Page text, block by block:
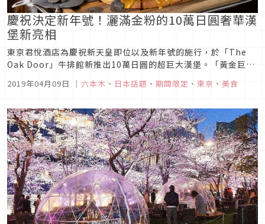
慶祝決定新年號！灑滿金粉的10萬日圓奢華漢
堡新亮相
東京君悅酒店為慶祝新天皇即位以及新年號的施行，於「The
Oak Door」牛排館新推出10萬日圓的超巨大漢堡。「黃金巨型
以撒滿金粉的圓麵包夾著黑毛和牛、鵝肝、松露等高級食材，尺
2019年04月09日 ｜ 六本木 、 日本話題 、 期間限定 、 東京 、 美食